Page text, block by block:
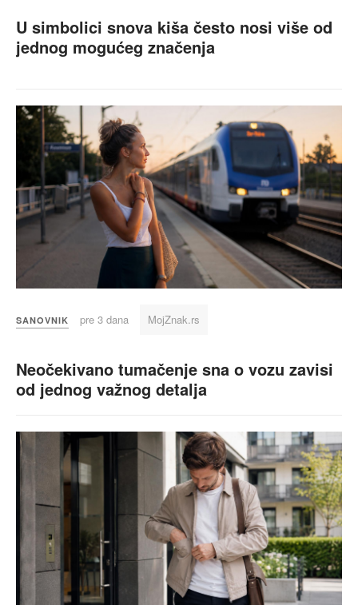
U simbolici snova kiša često nosi više od
jednog mogućeg značenja
SANOVNIK pre 3 dana MojZnak.rs
Neočekivano tumačenje sna o vozu zavisi
od jednog važnog detalja